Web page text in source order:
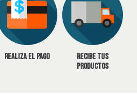
Realiza el pago
Recibe tus
productos